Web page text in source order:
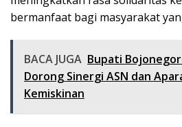
bermanfaat bagi masyarakat
BACA JUGA Bupati
Dorong Sinergi ASN dan
Kemiskinan